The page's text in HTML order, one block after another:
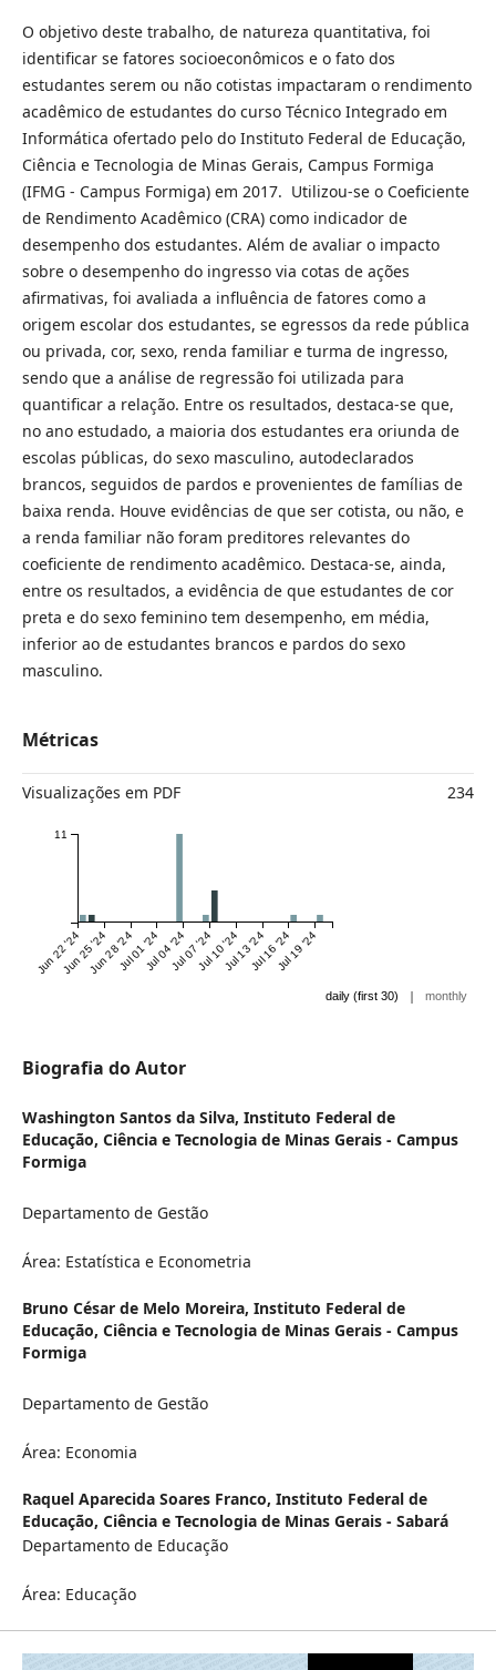
O objetivo deste trabalho, de natureza quantitativa, foi
identificar se fatores socioeconômicos e o fato dos
estudantes serem ou não cotistas impactaram o rendimento
acadêmico de estudantes do curso Técnico Integrado em
Informática ofertado pelo do Instituto Federal de Educação,
Ciência e Tecnologia de Minas Gerais, Campus Formiga
(IFMG - Campus Formiga) em 2017. Utilizou-se o Coeficiente
de Rendimento Acadêmico (CRA) como indicador de
desempenho dos estudantes. Além de avaliar o impacto
sobre o desempenho do ingresso via cotas de ações
afirmativas, foi avaliada a influência de fatores como a
origem escolar dos estudantes, se egressos da rede pública
ou privada, cor, sexo, renda familiar e turma de ingresso,
sendo que a análise de regressão foi utilizada para
quantificar a relação. Entre os resultados, destaca-se que,
no ano estudado, a maioria dos estudantes era oriunda de
escolas públicas, do sexo masculino, autodeclarados
brancos, seguidos de pardos e provenientes de famílias de
baixa renda. Houve evidências de que ser cotista, ou não, e
a renda familiar não foram preditores relevantes do
coeficiente de rendimento acadêmico. Destaca-se, ainda,
entre os resultados, a evidência de que estudantes de cor
preta e do sexo feminino tem desempenho, em média,
inferior ao de estudantes brancos e pardos do sexo
masculino.
Métricas
Visualizações em PDF 234
Jun 22 '24Jun 25 '24Jun 28 '24Jul 01 '24Jul 04 '24Jul 07 '24Jul 10 '24Jul 13 '24Jul 16 '24Jul 19 '24
11
daily (first 30) | monthly
Biografia do Autor
Washington Santos da Silva, Instituto Federal de
Educação, Ciência e Tecnologia de Minas Gerais - Campus
Formiga
Departamento de Gestão
Área: Estatística e Econometria
Bruno César de Melo Moreira, Instituto Federal de
Educação, Ciência e Tecnologia de Minas Gerais - Campus
Formiga
Departamento de Gestão
Área: Economia
Raquel Aparecida Soares Franco, Instituto Federal de
Educação, Ciência e Tecnologia de Minas Gerais - Sabará
Departamento de Educação
Área: Educação